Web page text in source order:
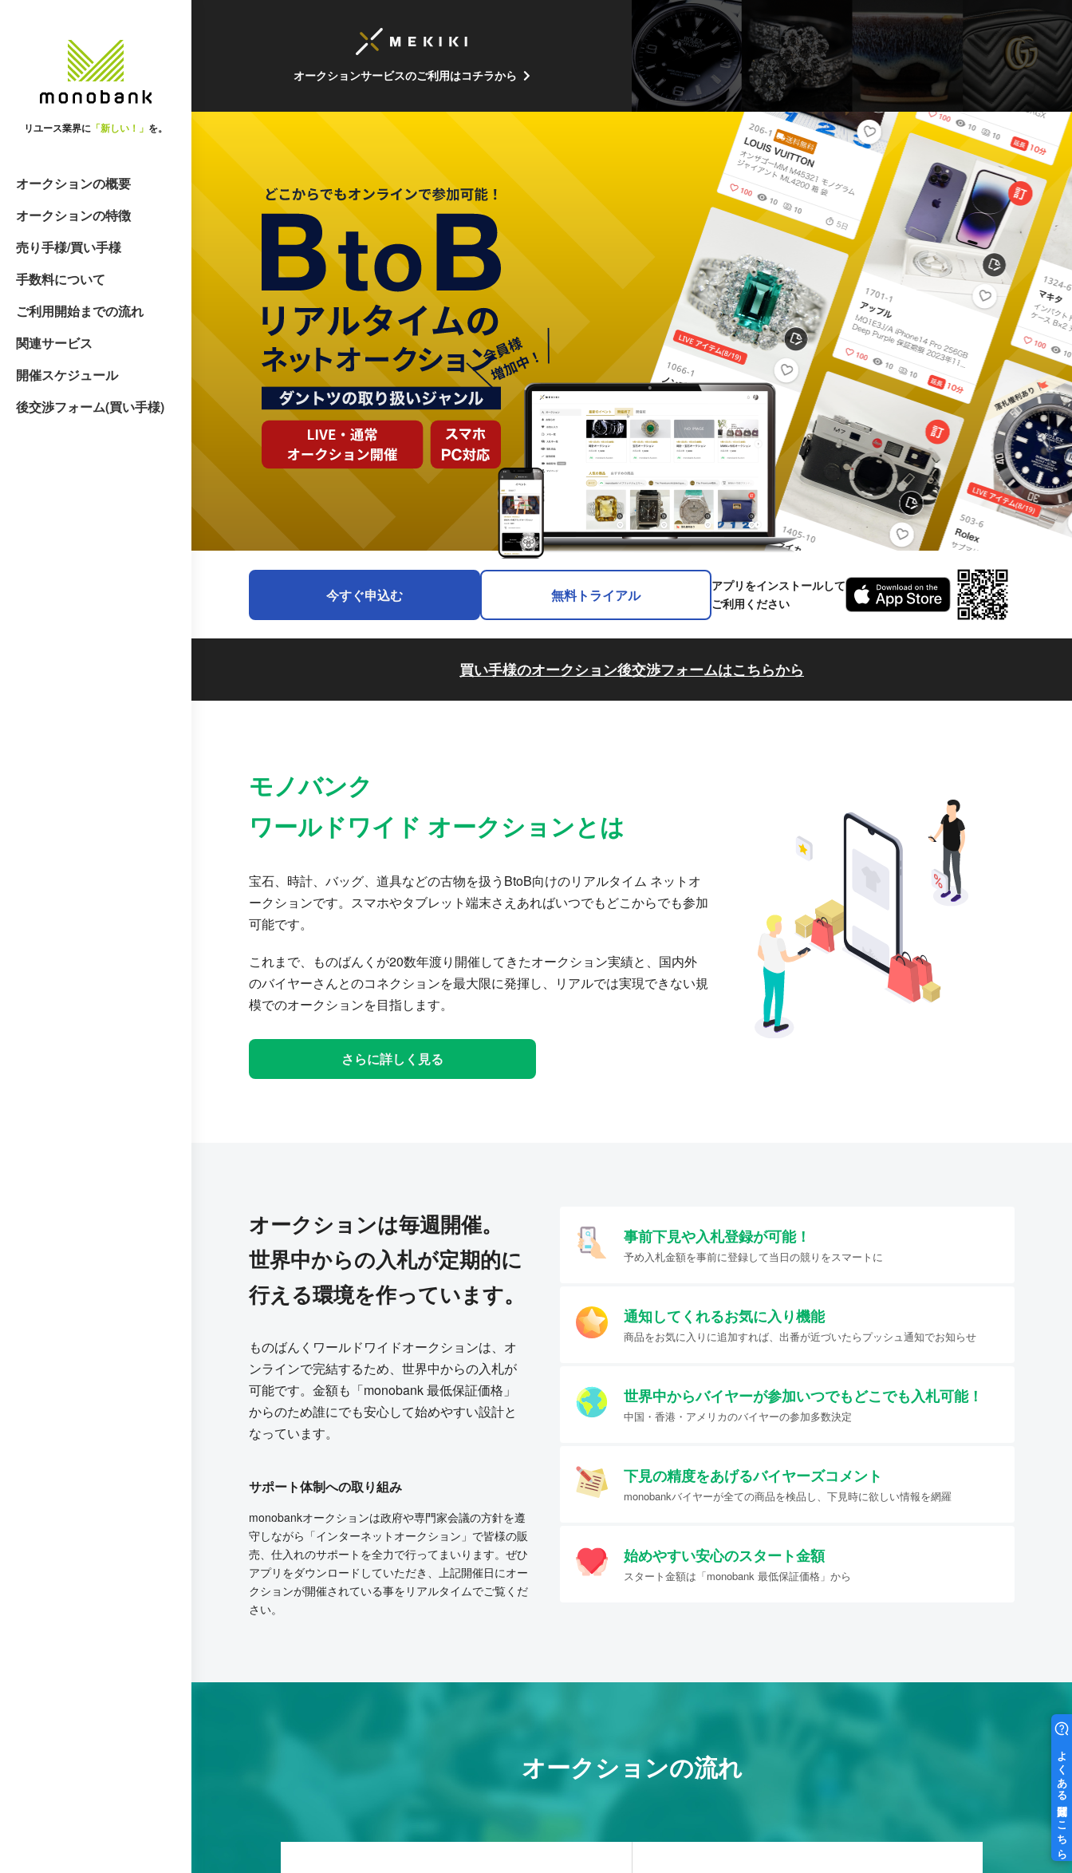
リユース業界に 「新しい！」 を。
オークションの概要
オークションの特徴
売り手様/買い手様
手数料について
ご利用開始までの流れ
関連サービス
開催スケジュール
後交渉フォーム(買い手様)
オークションサービスのご利用はコチラから
今すぐ申込む 無料トライアル
アプリをインストールして
ご利用ください
買い手様のオークション後交渉フォームはこちらから
モノバンク
ワールドワイド オークションとは
宝石、時計、バッグ、道具などの古物を扱うBtoB向けのリアルタイム ネットオ
ークションです。スマホやタブレット端末さえあればいつでもどこからでも参加
可能です。
これまで、ものばんくが20数年渡り開催してきたオークション実績と、国内外
のバイヤーさんとのコネクションを最大限に発揮し、リアルでは実現できない規
模でのオークションを目指します。
さらに詳しく見る
オークションは毎週開催。
世界中からの入札が定期的に
行える環境を作っています。
ものばんくワールドワイドオークションは、オ
ンラインで完結するため、世界中からの入札が
可能です。金額も「monobank 最低保証価格」
からのため誰にでも安心して始めやすい設計と
なっています。
事前下見や入札登録が可能！
予め入札金額を事前に登録して当日の競りをスマートに
通知してくれるお気に入り機能
商品をお気に入りに追加すれば、出番が近づいたらプッシュ通知でお知らせ
世界中からバイヤーが参加いつでもどこでも入札可能！
中国・香港・アメリカのバイヤーの参加多数決定
下見の精度をあげるバイヤーズコメント
monobankバイヤーが全ての商品を検品し、下見時に欲しい情報を網羅
始めやすい安心のスタート金額
スタート金額は「monobank 最低保証価格」から
サポート体制への取り組み
monobankオークションは政府や専門家会議の方針を遵
守しながら「インターネットオークション」で皆様の販
売、仕入れのサポートを全力で行ってまいります。ぜひ
アプリをダウンロードしていただき、上記開催日にオー
クションが開催されている事をリアルタイムでご覧くだ
さい。
オークションの流れ